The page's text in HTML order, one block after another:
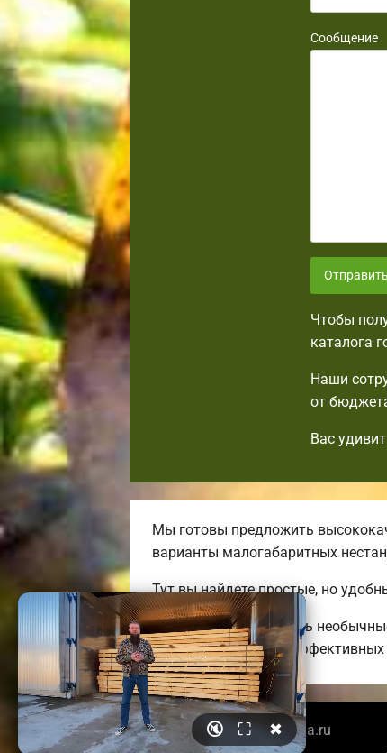
Сообщение
Отправить
Чтобы
каталога
Наши
от
Вас
Мы готовы предложить
варианты малогабаритных
Тут вы найдете простые, но
Мы можем предложить
до огромных энергоэффективных
© 2026 belgorodbrusdoma.ru
🔇 ⛶ ✖